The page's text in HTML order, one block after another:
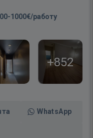
1000€/работу
+852
WhatsApp